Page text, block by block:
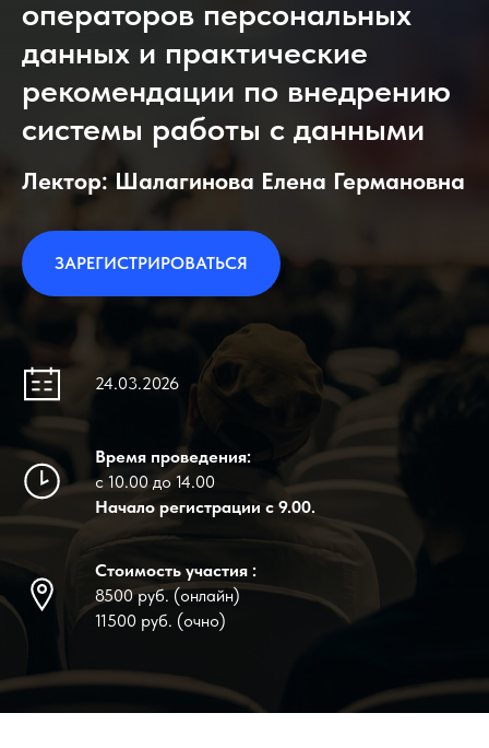
операторов персональных
данных и практические
рекомендации по внедрению
системы работы с данными
Лектор: Шалагинова Елена Германовна
ЗАРЕГИСТРИРОВАТЬСЯ
24.03.2026
Время проведения:
с 10.00 до 14.00
Начало регистрации с 9.00.
Стоимость участия :
8500 руб. (онлайн)
11500 руб. (очно)